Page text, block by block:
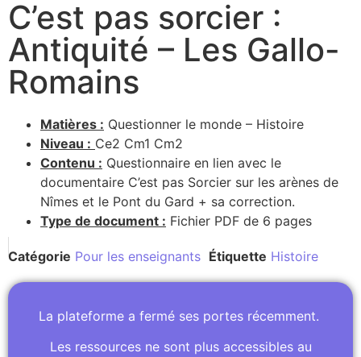
C’est pas sorcier :
Antiquité – Les Gallo-
Romains
Matières : Questionner le monde – Histoire
Niveau : Ce2 Cm1 Cm2
Contenu : Questionnaire en lien avec le
documentaire C’est pas Sorcier sur les arènes de
Nîmes et le Pont du Gard + sa correction.
Type de document : Fichier PDF de 6 pages
Catégorie Pour les enseignants Étiquette Histoire
La plateforme a fermé ses portes récemment.
Les ressources ne sont plus accessibles au